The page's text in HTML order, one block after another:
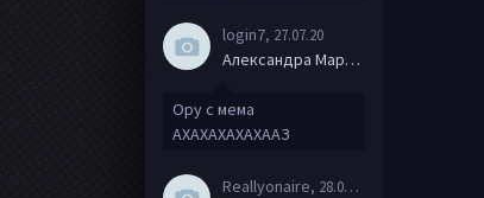
login7, 27.07.20
Александра Маркова
Ору с мема
АХАХАХАХАХААЗ
Reallyonaire, 28.06.20